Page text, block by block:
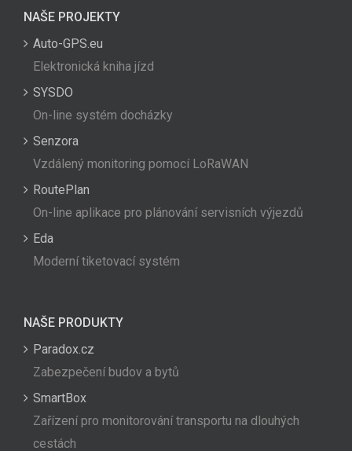
NAŠE PROJEKTY
Auto-GPS.eu
Elektronická kniha jízd
SYSDO
On-line systém docházky
Senzora
Vzdálený monitoring pomocí LoRaWAN
RoutePlan
On-line aplikace pro plánování servisních výjezdů
Eda
Moderní tiketovací systém
NAŠE PRODUKTY
Paradox.cz
Zabezpečení budov a bytů
SmartBox
Zařízení pro monitorování transportu na dlouhých
cestách